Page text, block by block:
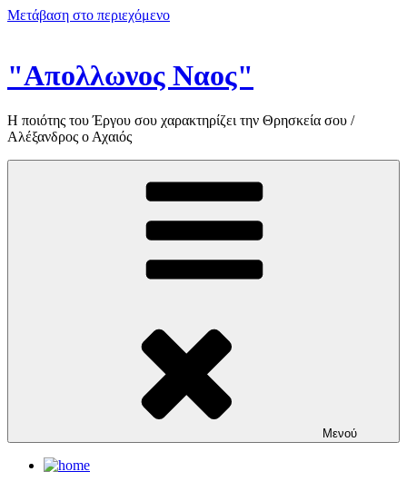
Μετάβαση στο περιεχόμενο
"Απολλωνος Ναος"
Η ποιότης του Έργου σου χαρακτηρίζει την Θρησκεία σου /
Αλέξανδρος ο Αχαιός
Μενού